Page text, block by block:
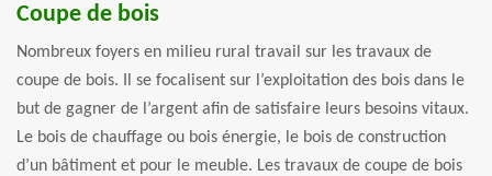
Coupe de bois
Nombreux foyers en milieu rural travail sur les travaux de
coupe de bois. Il se focalisent sur l’exploitation des bois dans le
but de gagner de l’argent afin de satisfaire leurs besoins vitaux.
Le bois de chauffage ou bois énergie, le bois de construction
d’un bâtiment et pour le meuble. Les travaux de coupe de bois